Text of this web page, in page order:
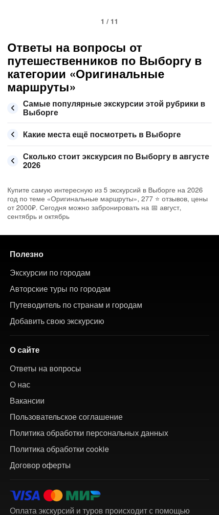
1 / 11
Ответы на вопросы от
путешественников по Выборгу в
категории «Оригинальные
маршруты»
Самые популярные экскурсии этой рубрики в
Выборге
Какие места ещё посмотреть в Выборге
Сколько стоит экскурсия по Выборгу в августе
2026
Купите самую интересную из 5 экскурсий в Выборге на 2026
год по теме «Оригинальные маршруты», 277 ⭐ отзывов, цены
от 2000₽. Сегодня можно забронировать на 📅 август,
сентябрь и октябрь
Полезно
Экскурсии по городам
Авторские туры по городам
Путеводитель по странам и городам
Добавить свою экскурсию
О сайте
Ответы на вопросы
О нас
Вакансии
Пользовательское соглашение
Политика обработки персональных данных
Политика обработки cookie
Договор оферты
Оплата экскурсий и туров происходит с помощью